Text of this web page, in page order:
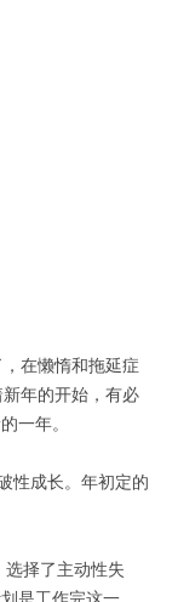
在懒惰和拖延症
年的开始，有必
一年。
性成长。年初定的
择了主动性失